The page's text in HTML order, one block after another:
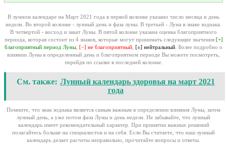
В лунном календаре на Март 2021 года в первой колонке указано число месяца и день
недели. Во второй колонке - лунный день и фаза луны. В третьей - Луна в знаке зодиака.
В четвертой - восход и закат Луны. В пятой колонке указана оценка благоприятного
периода, которая состоит из 4 знаков, которые могут принимать следующие значения:[+]
благоприятный период Луны, [−] не благоприятный, [±] нейтральный. Более подробно о
влиянии Луны в определенный день и благоприятном периоде Вы можете посмотреть,
перейдя по ссылке в последней колонке.
См. также: Лунный календарь здоровья на март 2021
года
Помните, что знак зодиака является самым важным в определении влияния Луны, затем
лунный день, а уже потом фаза Луны и день недели. Не забывайте, что лунный
календарь имеет рекомендательный характер. При принятии важных решений
полагайтесь больше на специалистов и на себя. Если Вы считаете, что наш лунный
календарь делает расчеты неправильно, прочитайте вопросы и ответы.